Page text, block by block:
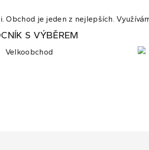
Obchod je jeden z nejlepších.
S VÝBĚREM